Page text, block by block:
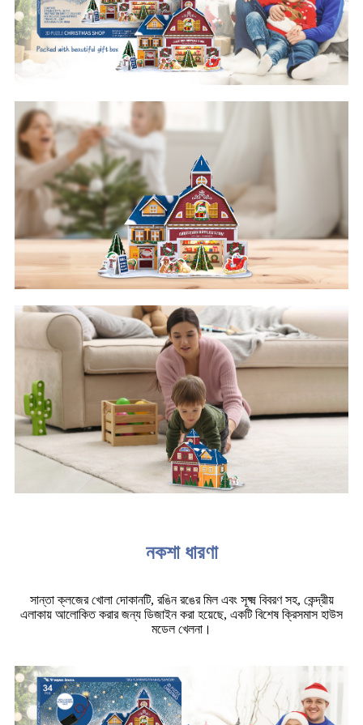
নকশা ধারণা
সান্তা ক্লজের খোলা দোকানটি, রঙিন রঙের মিল এবং সূক্ষ্ম বিবরণ সহ, কেন্দ্রীয়
এলাকায় আলোকিত করার জন্য ডিজাইন করা হয়েছে, একটি বিশেষ ক্রিসমাস হাউস
মডেল খেলনা।